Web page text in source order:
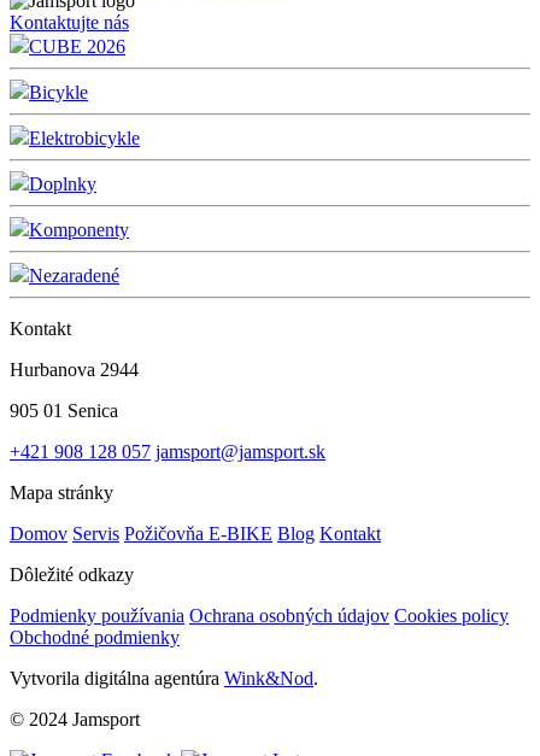
Kontaktujte nás
CUBE 2026
Bicykle
Elektrobicykle
Doplnky
Komponenty
Nezaradené
Kontakt
Hurbanova 2944
905 01 Senica
+421 908 128 057 jamsport@jamsport.sk
Mapa stránky
Domov Servis Požičovňa E-BIKE Blog Kontakt
Dôležité odkazy
Podmienky používania Ochrana osobných údajov Cookies policy
Obchodné podmienky
Vytvorila digitálna agentúra Wink&Nod.
© 2024 Jamsport